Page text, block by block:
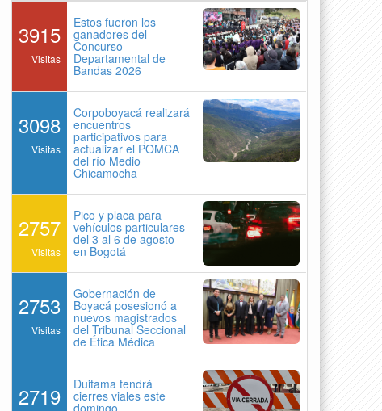
3915
Visitas
Estos fueron los
ganadores del
Concurso
Departamental de
Bandas 2026
3098
Visitas
Corpoboyacá realizará
encuentros
participativos para
actualizar el POMCA
del río Medio
Chicamocha
2757
Visitas
Pico y placa para
vehículos particulares
del 3 al 6 de agosto
en Bogotá
2753
Visitas
Gobernación de
Boyacá posesionó a
nuevos magistrados
del Tribunal Seccional
de Ética Médica
2719 Duitama tendrá
cierres viales este
domingo